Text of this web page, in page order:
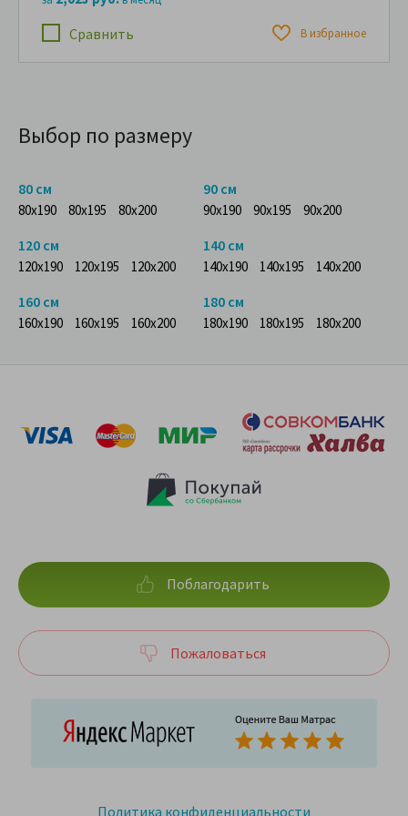
Сравнить В избранное
Выбор по размеру
80 см
80x190 80x195 80x200
90 см
90x190 90x195 90x200
120 см
120x190 120x195 120x200
140 см
140x190 140x195 140x200
160 см
160x190 160x195 160x200
180 см
180x190 180x195 180x200
Политика конфиденциальности
Поблагодарить
Пожаловаться